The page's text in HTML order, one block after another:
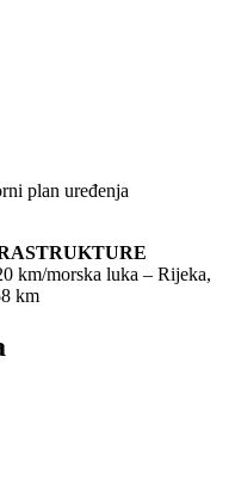
plan uređenja
km/morska luka – Rijeka,
km